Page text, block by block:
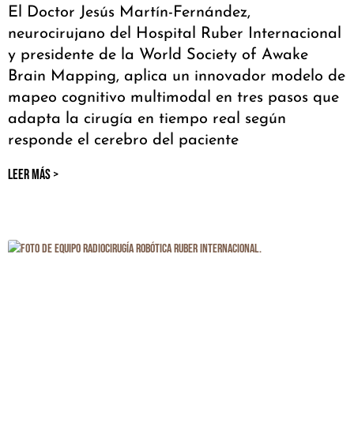
El Doctor Jesús Martín-Fernández,
neurocirujano del Hospital Ruber Internacional
y presidente de la World Society of Awake
Brain Mapping, aplica un innovador modelo de
mapeo cognitivo multimodal en tres pasos que
adapta la cirugía en tiempo real según
responde el cerebro del paciente
LEER MÁS >